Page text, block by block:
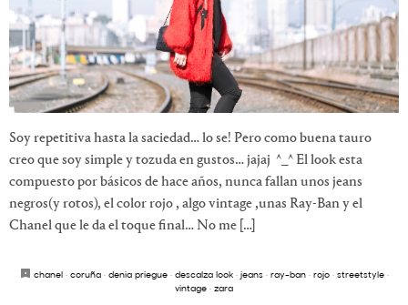
Soy repetitiva hasta la saciedad… lo se! Pero como buena tauro
creo que soy simple y tozuda en gustos… jajaj ^_^ El look esta
compuesto por básicos de hace años, nunca fallan unos jeans
negros(y rotos), el color rojo , algo vintage ,unas Ray-Ban y el
Chanel que le da el toque final… No me […]
chanel· coruña· denia priegue· descalza look· jeans· ray-ban· rojo· streetstyle·
vintage · zara